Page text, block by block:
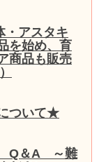
・アスタキ
を始め、育
商品も販売
ついて★
Q＆A ～難